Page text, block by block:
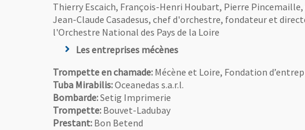
Thierry Escaich, François-Henri Houbart, Pierre
Jean-Claude Casadesus, chef d'orchestre, fondateur et
l'Orchestre National des Pays de la Loire
Les entreprises mécènes
Trompette en chamade: Mécène et Loire, Fondation
Tuba Mirabilis:Oceanedas s.a.r.l.
Bombarde:Setig Imprimerie
Trompette: Bouvet-Ladubay
Prestant: Bon Betend